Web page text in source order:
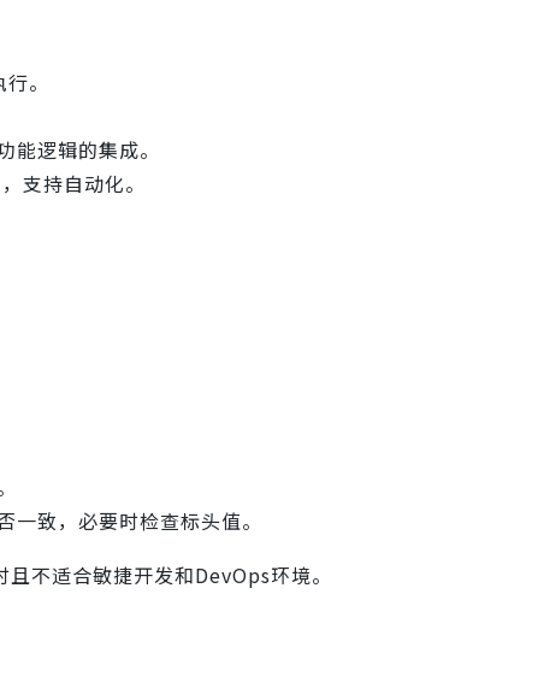
。
能逻辑的集成。
支持自动化。
致，必要时检查标头值。
且不适合敏捷开发和DevOps环境。